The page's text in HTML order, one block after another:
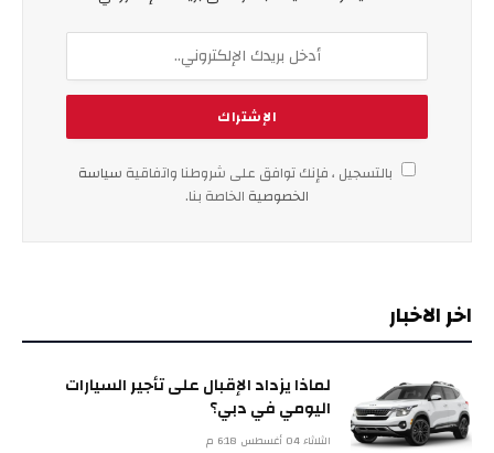
بالتسجيل ، فإنك توافق على شروطنا واتفاقية سياسة
الخصوصية الخاصة بنا.
اخر الاخبار
لماذا يزداد الإقبال على تأجير السيارات
اليومي في دبي؟
الثلاثاء 04 أغسطس 6:18 م